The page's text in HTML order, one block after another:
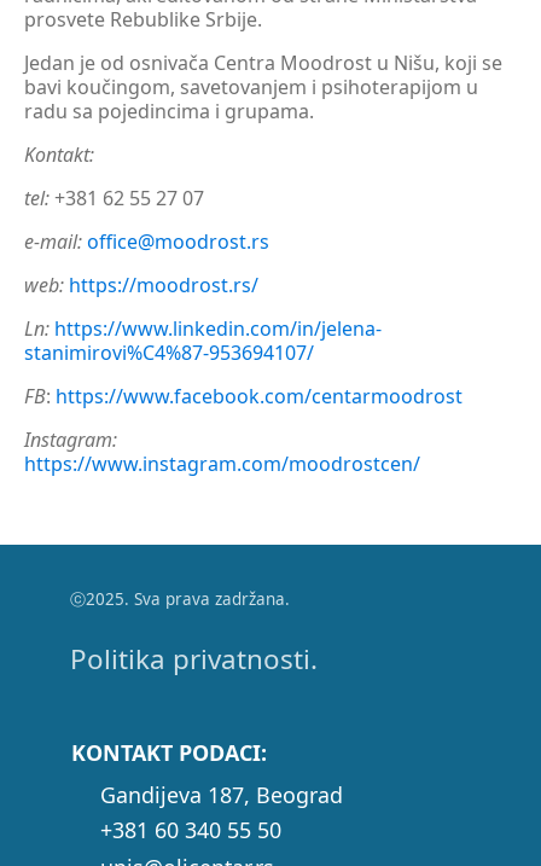
prosvete Rebublike Srbije.
Jedan je od osnivača Centra Moodrost u Nišu, koji se
bavi koučingom, savetovanjem i psihoterapijom u
radu sa pojedincima i grupama.
Kontakt:
tel:+381 62 55 27 07
e-mail:office@moodrost.rs
web: https://moodrost.rs/
Ln: https://www.linkedin.com/in/jelena-
stanimirovi%C4%87-953694107/
FB: https://www.facebook.com/centarmoodrost
Instagram:
https://www.instagram.com/moodrostcen/
ⓒ2025. Sva prava zadržana.
Politika privatnosti.
KONTAKT PODACI:
Gandijeva 187, Beograd
+381 60 340 55 50